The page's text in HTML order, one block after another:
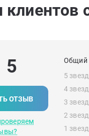
5
ОТЗЫВ
Общий
5 звезд
4 звезд
3 звезд
2 звезд
1 звезд